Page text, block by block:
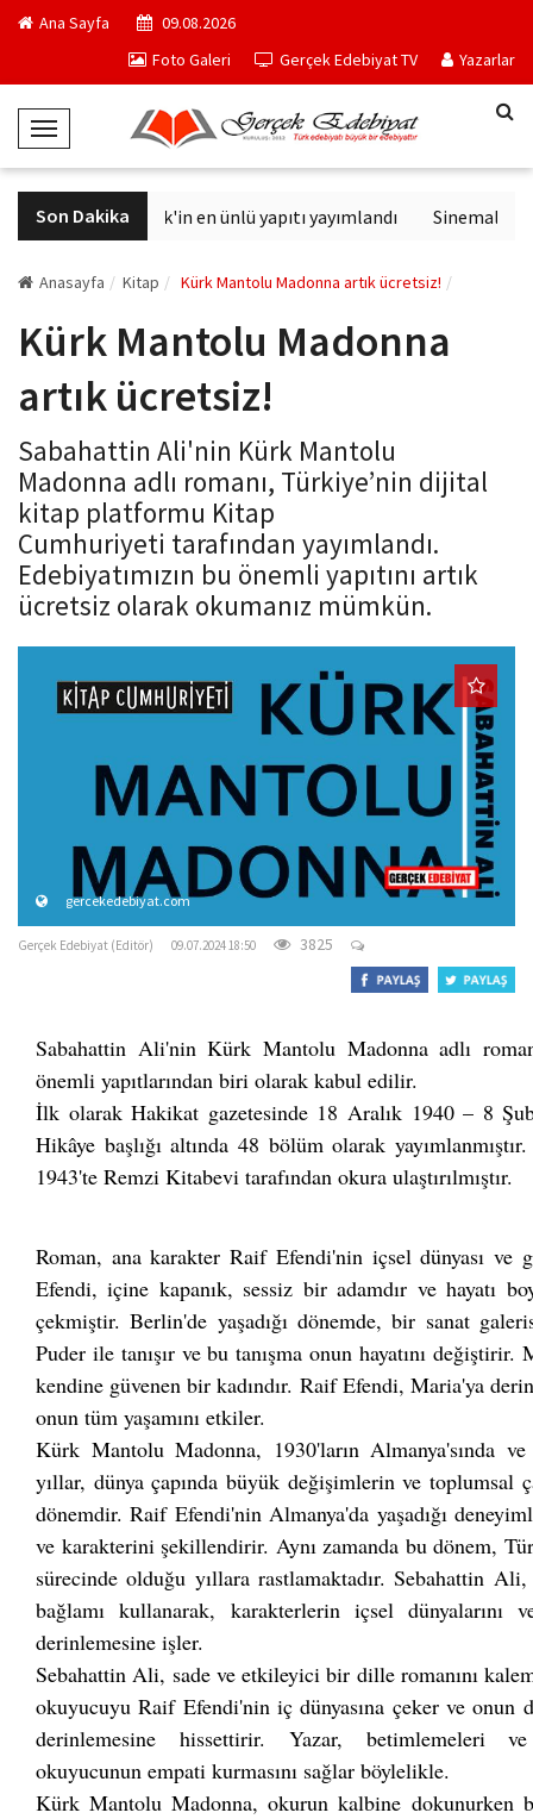
Ana Sayfa
09.08.2026
Foto Galeri
Gerçek Edebiyat TV Yazarlar
T
o
g
g
e
a
a
t
i
o
n
Son Dakika
Philip K. Dick'in en ünlü yapıtı yayımlandı
Anasayfa Kitap Kürk Mantolu Madonna artık ücretsiz!
Kürk Mantolu Madonna
artık ücretsiz!
Sabahattin Ali'nin Kürk Mantolu
Madonna adlı romanı, Türkiye’nin dijital
kitap platformu Kitap
Cumhuriyeti tarafından yayımlandı.
Edebiyatımızın bu önemli yapıtını artık
ücretsiz olarak okumanız mümkün.
gercekedebiyat.com
Gerçek Edebiyat (Editör) 09.07.2024 18:50 3825
Sabahattin Ali'nin Kürk Mantolu Madonna adlı
önemli yapıtlarından biri olarak kabul edilir.
İlk olarak Hakikat gazetesinde 18 Aralık 1940 – 8
Hikâye başlığı altında 48 bölüm olarak
1943'te Remzi Kitabevi tarafından okura ulaştırılmıştır.
Roman, ana karakter Raif Efendi'nin içsel dünyası ve
Efendi, içine kapanık, sessiz bir adamdır ve hayatı
çekmiştir. Berlin'de yaşadığı dönemde, bir sanat
Puder ile tanışır ve bu tanışma onun hayatını değiştirir.
kendine güvenen bir kadındır. Raif Efendi, Maria'ya
onun tüm yaşamını etkiler.
Kürk Mantolu Madonna, 1930'ların Almanya'sında
yıllar, dünya çapında büyük değişimlerin ve toplumsal
dönemdir. Raif Efendi'nin Almanya'da yaşadığı
ve karakterini şekillendirir. Aynı zamanda bu dönem,
sürecinde olduğu yıllara rastlamaktadır. Sebahattin
bağlamı kullanarak, karakterlerin içsel dünyalarını
derinlemesine işler.
Sebahattin Ali, sade ve etkileyici bir dille romanını
okuyucuyu Raif Efendi'nin iç dünyasına çeker ve onun
derinlemesine hissettirir. Yazar, betimlemeleri
okuyucunun empati kurmasını sağlar böylelikle.
Kürk Mantolu Madonna, okurun kalbine dokunurken